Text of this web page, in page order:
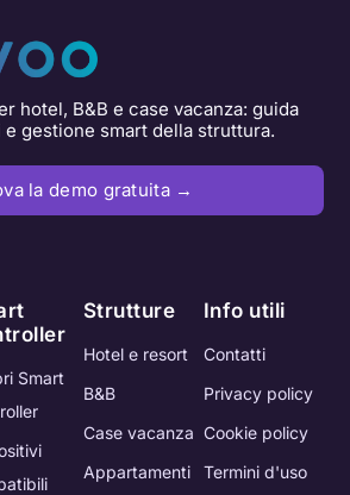
hotel, B&B e case vacanza: guida
gestione smart della struttura.
la demo gratuita →
Smart
Strutture
Hotel e resort
B&B
Case vacanza
Appartamenti
Info utili
Contatti
Privacy policy
Cookie policy
Termini d'uso